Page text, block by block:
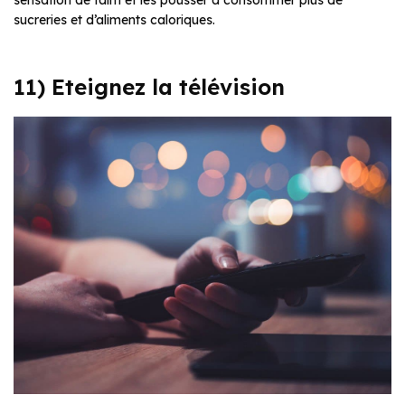
sucreries et d’aliments caloriques.
11) Eteignez la télévision